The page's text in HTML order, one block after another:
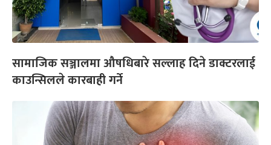
सामाजिक सञ्जालमा औषधिबारे सल्लाह दिने डाक्टरलाई
काउन्सिलले कारबाही गर्ने